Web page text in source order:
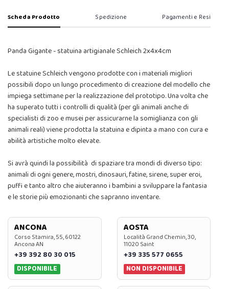
Scheda Prodotto Spedizione Pagamenti e Resi
Panda Gigante - statuina artigianale Schleich 2x4x4cm
Le statuine Schleich vengono prodotte con i materiali migliori
possibili dopo un lungo procedimento di creazione del modello che
impiega settimane per la realizzazione del prototipo. Una volta che
ha superato tutti i controlli di qualità (per gli animali anche di
specialisti di zoo e musei per assicurarne la somiglianza con gli
animali reali) viene prodotta la statuina e dipinta a mano con cura e
abilità artistiche molto elevate.
Si avrà quindi la possibilità di spaziare tra mondi di diverso tipo:
animali di ogni genere, mostri, dinosauri, fatine, sirene, super eroi,
puffi e tanto altro che aiuteranno i bambini a sviluppare la fantasia
e le storie più emozionanti che sapranno inventare.
ANCONA
Corso Stamira, 55, 60122
Ancona AN
+39 392 80 30 015
DISPONIBILE
AOSTA
Località Grand Chemin, 30,
11020 Saint
+39 335 577 0655
NON DISPONIBILE